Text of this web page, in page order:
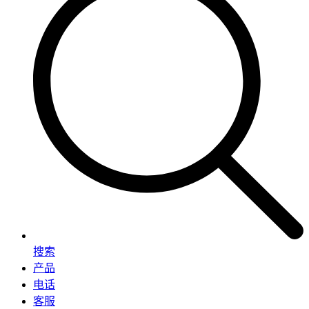
搜索
产品
电话
客服